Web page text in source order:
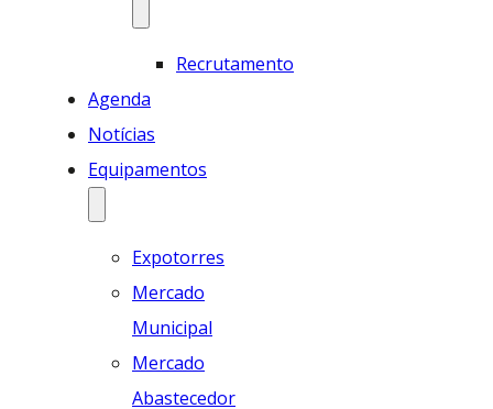
Recrutamento
Agenda
Notícias
Equipamentos
Expotorres
Mercado
Municipal
Mercado
Abastecedor